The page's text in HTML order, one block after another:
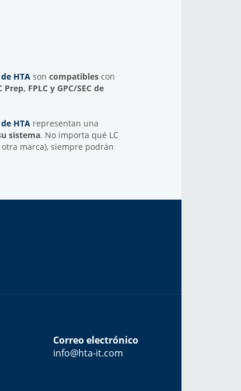
HTA son compatibles con
Prep, FPLC y GPC/SECde
HTArepresentan una
sistema. No importa qué LC
marca), siempre podrán
Correo electrónico
info@hta-it.com